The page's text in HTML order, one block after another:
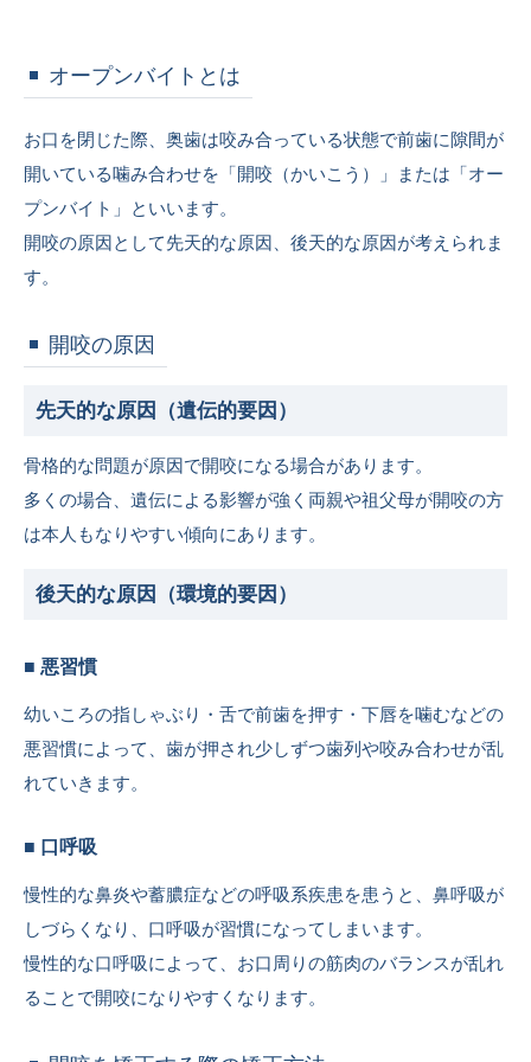
オープンバイトとは
お口を閉じた際、奥歯は咬み合っている状態で前歯に隙間が
開いている噛み合わせを「開咬（かいこう）」または「オー
プンバイト」といいます。
開咬の原因として先天的な原因、後天的な原因が考えられま
す。
開咬の原因
先天的な原因（遺伝的要因）
骨格的な問題が原因で開咬になる場合があります。
多くの場合、遺伝による影響が強く両親や祖父母が開咬の方
は本人もなりやすい傾向にあります。
後天的な原因（環境的要因）
■ 悪習慣
幼いころの指しゃぶり・舌で前歯を押す・下唇を噛むなどの
悪習慣によって、歯が押され少しずつ歯列や咬み合わせが乱
れていきます。
■ 口呼吸
慢性的な鼻炎や蓄膿症などの呼吸系疾患を患うと、鼻呼吸が
しづらくなり、口呼吸が習慣になってしまいます。
慢性的な口呼吸によって、お口周りの筋肉のバランスが乱れ
ることで開咬になりやすくなります。